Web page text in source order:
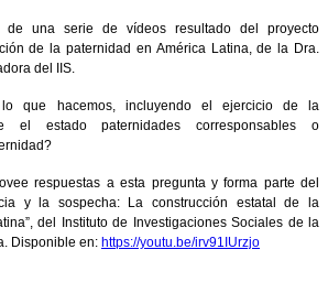
de una serie de vídeos resultado del proyecto
de la paternidad en América Latina, de la Dra.
del IIS.
que hacemos, incluyendo el ejercicio de la
el estado paternidades corresponsables o
respuestas a esta pregunta y forma parte del
y la sospecha: La construcción estatal de la
del Instituto de Investigaciones Sociales de la
Disponible en: https://youtu.be/irv91IUrzjo